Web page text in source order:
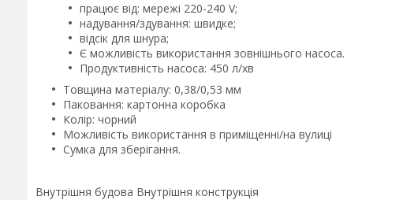
працює від: мережі 220-240 V;
надування/здування: швидке;
відсік для шнура;
Є можливість використання зовнішнього насоса.
Продуктивність насоса: 450 л/хв
Товщина матеріалу: 0,38/0,53 мм
Паковання: картонна коробка
Колір: чорний
Можливість використання в приміщенні/на вулиці
Сумка для зберігання.
Внутрішня будова Внутрішня конструкція